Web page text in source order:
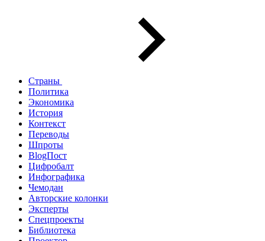
Страны
Политика
Экономика
История
Контекст
Переводы
Шпроты
BlogПост
Цифробалт
Инфографика
Чемодан
Авторские колонки
Эксперты
Спецпроекты
Библиотека